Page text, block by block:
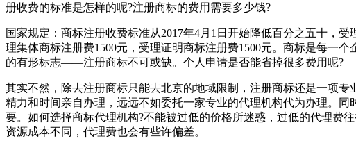
册收费的标准是怎样的呢?注册商标的费用需要多少钱?
国家规定：商标注册收费标准从2017年4月1日开始降低百分之五十，
理集体商标注册费1500元，受理证明商标注册费1500元。商标是每一
的有形标志——注册商标不可或缺。个人申请是否能省掉很多费用呢?
其实不然，除去注册商标只能去北京的地域限制，注册商标还是一项
精力和时间亲自办理，远远不如委托一家专业的代理机构代为办理。
要。如何选择商标代理机构?不能被过低的价格所迷惑，过低的代理费
资源成本不同，代理费也会有些许偏差。